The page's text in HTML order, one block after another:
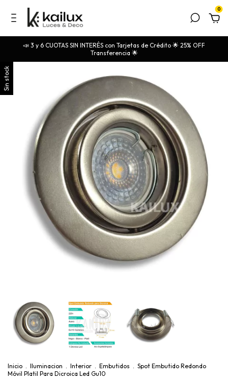
0
📣 3 y 6 CUOTAS SIN INTERÉS con Tarjetas de Crédito 🌟 25% OFF
Transferencia 🌟
Sin stock
Inicio . Iluminacion . Interior . Embutidos . Spot Embutido Redondo
Móvil Platil Para Dicroica Led Gu10